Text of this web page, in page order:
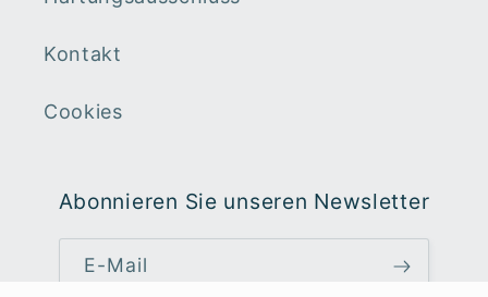
Kontakt
Cookies
Abonnieren Sie unseren Newsletter
E-Mail